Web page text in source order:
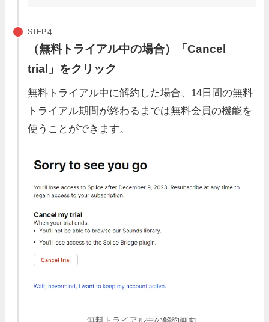
STEP
（無料トライアル中の場合）「Cancel
trial」をクリック
無料トライアル中に解約した場合、14日間の無料
トライアル期間が終わるまでは無料会員の機能を
使うことができます。